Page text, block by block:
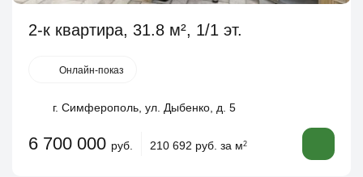
2-к квартира, 31.8 м², 1/1 эт.
Онлайн-показ
г. Симферополь, ул. Дыбенко, д. 5
6 700 000 руб. 210 692 руб. за м2